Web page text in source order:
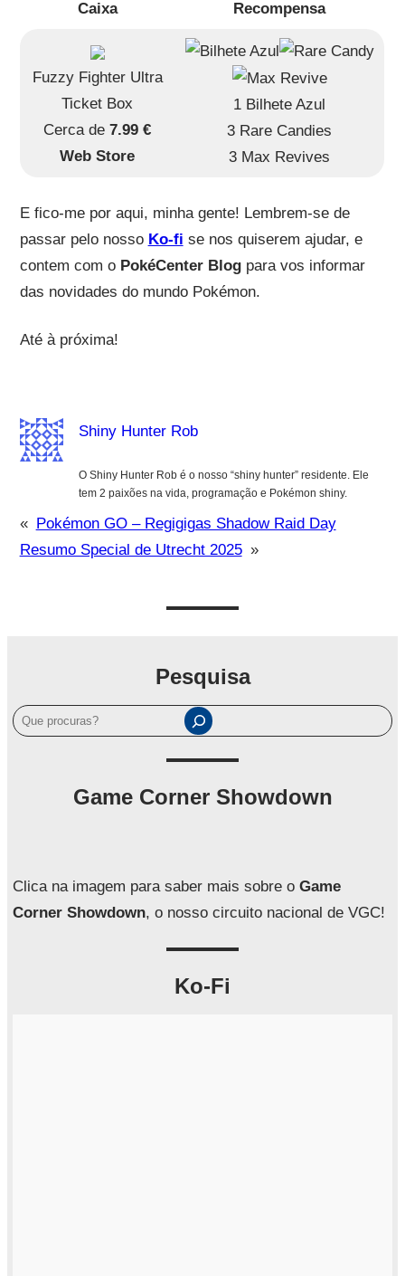
Caixa Recompensa
Fuzzy Fighter Ultra
Ticket Box
Cerca de7.99 €
Web Store
1 Bilhete Azul
3 Rare Candies
3 Max Revives
E fico-me por aqui, minha gente! Lembrem-se de
passar pelo nosso Ko-fi se nos quiserem ajudar, e
contem com o PokéCenter Blogpara vos informar
das novidades do mundo Pokémon.
Até à próxima!
Shiny Hunter Rob
O Shiny Hunter Rob é o nosso “shiny hunter” residente. Ele
tem 2 paixões na vida, programação e Pokémon shiny.
« Pokémon GO – Regigigas Shadow Raid Day
Resumo Special de Utrecht 2025 »
Pesquisa
P
e
a
r
Game Corner Showdown
Clica na imagem para saber mais sobre o Game
Corner Showdown, o nosso circuito nacional de VGC!
Ko-Fi